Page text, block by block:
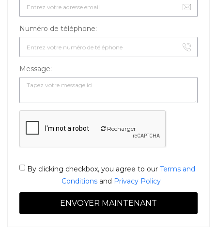
Numéro de téléphone:
Message:
Recharger
By clicking checkbox, you agree to ourTerms and
Conditions and Privacy Policy